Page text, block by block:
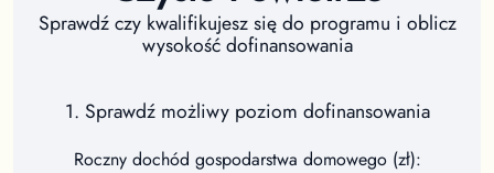
Sprawdź czy kwalifikujesz się do programu i oblicz
wysokość dofinansowania
1. Sprawdź możliwy poziom dofinansowania
Roczny dochód gospodarstwa domowego (zł):